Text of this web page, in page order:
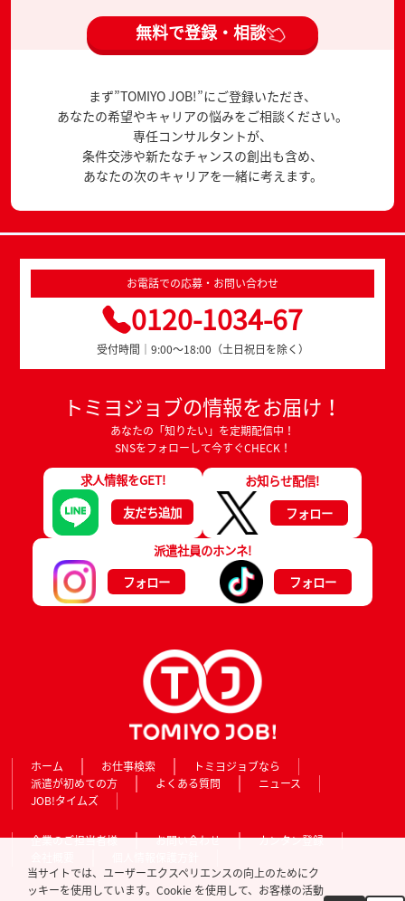
無料で登録・相談
まず”TOMIYO JOB!”にご登録いただき、
あなたの希望やキャリアの悩みをご相談ください。
専任コンサルタントが、
条件交渉や新たなチャンスの創出も含め、
あなたの次のキャリアを一緒に考えます。
お電話での応募・お問い合わせ
0120-1034-67
受付時間｜9:00～18:00（土日祝日を除く）
トミヨジョブの情報をお届け！
あなたの「知りたい」を定期配信中！
SNSをフォローして今すぐCHECK！
求人情報をGET!
友だち追加
お知らせ配信!
フォロー
派遣社員のホンネ!
フォロー
フォロー
ホーム お仕事検索
トミヨジョブなら
派遣が初めての方
よくある質問
ニュース
JOB!タイムズ
企業のご担当者様 お問い合わせ
カンタン登録
当サイトでは、ユーザーエクスペリエンスの向上のためにク
ッキーを使用しています。Cookie を使用して、お客様の活動